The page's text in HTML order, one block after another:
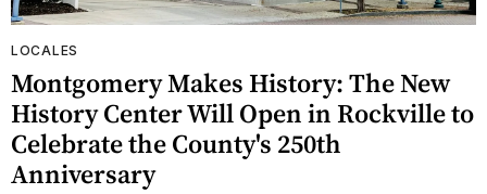
LOCALES
Montgomery Makes History: The New
History Center Will Open in Rockville to
Celebrate the County's 250th
Anniversary